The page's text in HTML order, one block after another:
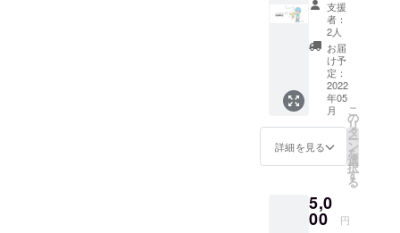
ています。
■1983年7月
29日 大阪生
まれ
□ X Games
優勝
□ ASA World
Pro Tour 年
クール
オリジ
ナルの
「ポス
トカー
ド」を
郵送で
お届け
させて
いただ
きま
レー
ターと
しても
支援
者：
2人
お届
け予
定：
2022
年05
月
詳細を見る
こ
の
リ
タ
ー
ン
を
選
択
す
る
5,0
00 円